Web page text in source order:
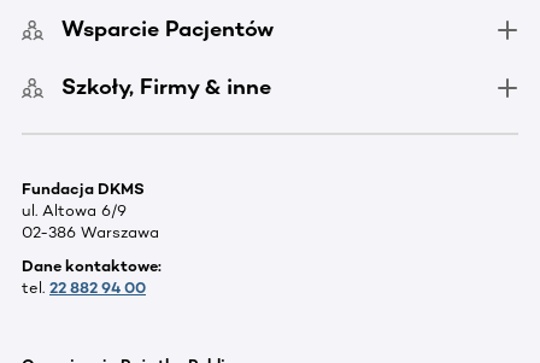
Wsparcie Pacjentów
Szkoły, Firmy & inne
Fundacja DKMS
ul. Altowa 6/9
02-386 Warszawa
Dane kontaktowe:
tel. 22 882 94 00